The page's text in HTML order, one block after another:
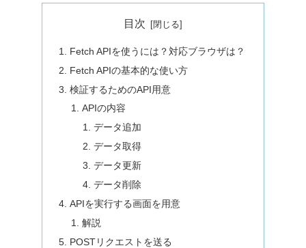
目次
Fetch APIを使うには？対応ブラウザは？
Fetch APIの基本的な使い方
検証するためのAPI用意
APIの内容
データ追加
データ取得
データ更新
データ削除
APIを実行する画面を用意
解説
POSTリクエストを送る